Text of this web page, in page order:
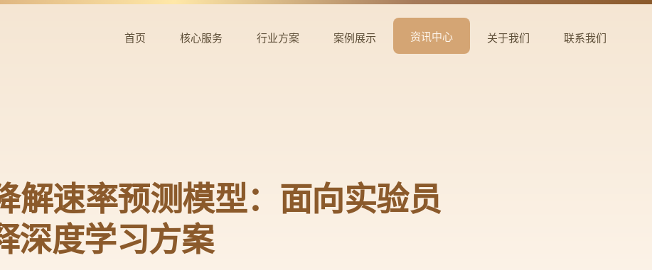
首页 核心服务 行业方案 案例展示 资讯中心 关于我们 联系我们
解速率预测模型：面向实验员
深度学习方案